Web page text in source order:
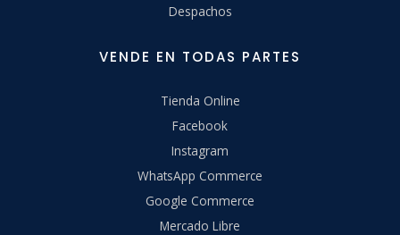
Despachos
VENDE EN TODAS PARTES
Tienda Online
Facebook
Instagram
WhatsApp Commerce
Google Commerce
Mercado Libre